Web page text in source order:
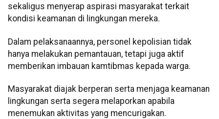
sekaligus menyerap aspirasi masyarakat terkait
kondisi keamanan di lingkungan mereka.
Dalam pelaksanaannya, personel kepolisian tidak
hanya melakukan pemantauan, tetapi juga aktif
memberikan imbauan kamtibmas kepada warga.
Masyarakat diajak berperan serta menjaga keamanan
lingkungan serta segera melaporkan apabila
menemukan aktivitas yang mencurigakan.